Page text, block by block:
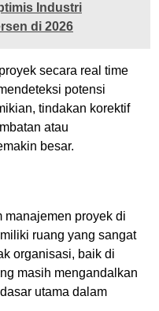
Industri
di 2026
secara real time
potensi
tindakan korektif
atau
besar.
manajemen proyek di
ruang yang sangat
organisasi, baik di
masih mengandalkan
utama dalam